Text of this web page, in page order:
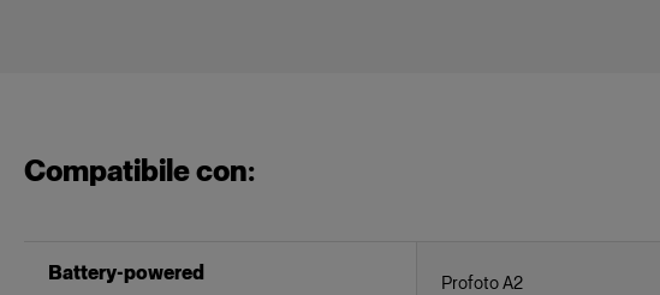
Compatibile con:
Battery-powered Profoto A2